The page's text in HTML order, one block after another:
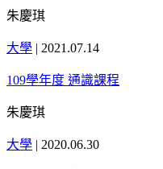
朱慶琪
大學 | 2021.07.14
109學年度 通識課程
朱慶琪
大學 | 2020.06.30